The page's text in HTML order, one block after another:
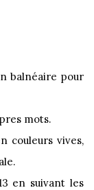
balnéaire pour
mots.
couleurs vives,
en suivant les